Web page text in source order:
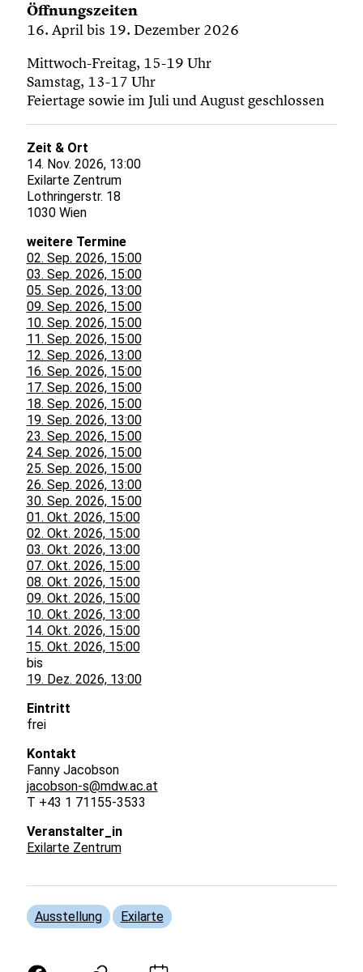
Öffnungszeiten
16. April bis 19. Dezember 2026
Mittwoch-Freitag, 15-19 Uhr
Samstag, 13-17 Uhr
Feiertage sowie im Juli und August geschlossen
Zeit & Ort
14. Nov. 2026, 13:00
Exilarte Zentrum
Lothringerstr. 18
1030 Wien
weitere Termine
02. Sep. 2026, 15:00
03. Sep. 2026, 15:00
05. Sep. 2026, 13:00
09. Sep. 2026, 15:00
10. Sep. 2026, 15:00
11. Sep. 2026, 15:00
12. Sep. 2026, 13:00
16. Sep. 2026, 15:00
17. Sep. 2026, 15:00
18. Sep. 2026, 15:00
19. Sep. 2026, 13:00
23. Sep. 2026, 15:00
24. Sep. 2026, 15:00
25. Sep. 2026, 15:00
26. Sep. 2026, 13:00
30. Sep. 2026, 15:00
01. Okt. 2026, 15:00
02. Okt. 2026, 15:00
03. Okt. 2026, 13:00
07. Okt. 2026, 15:00
08. Okt. 2026, 15:00
09. Okt. 2026, 15:00
10. Okt. 2026, 13:00
14. Okt. 2026, 15:00
15. Okt. 2026, 15:00
bis
19. Dez. 2026, 13:00
Eintritt
frei
Kontakt
Fanny Jacobson
jacobson-s@mdw.ac.at
T +43 1 71155-3533
Veranstalter_in
Exilarte Zentrum
Ausstellung Exilarte